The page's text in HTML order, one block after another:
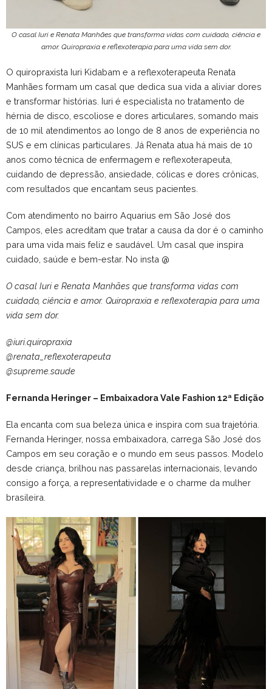
O casal Iuri e Renata Manhães que transforma vidas com cuidado, ciência e
amor. Quiropraxia e reflexoterapia para uma vida sem dor.
O quiropraxista Iuri Kidabam e a reflexoterapeuta Renata
Manhães formam um casal que dedica sua vida a aliviar dores
e transformar histórias. Iuri é especialista no tratamento de
hérnia de disco, escoliose e dores articulares, somando mais
de 10 mil atendimentos ao longo de 8 anos de experiência no
SUS e em clínicas particulares. Já Renata atua há mais de 10
anos como técnica de enfermagem e reflexoterapeuta,
cuidando de depressão, ansiedade, cólicas e dores crônicas,
com resultados que encantam seus pacientes.
Com atendimento no bairro Aquarius em São José dos
Campos, eles acreditam que tratar a causa da dor é o caminho
para uma vida mais feliz e saudável. Um casal que inspira
cuidado, saúde e bem-estar. No insta @
O casal Iuri e Renata Manhães que transforma vidas com
cuidado, ciência e amor. Quiropraxia e reflexoterapia para uma
vida sem dor.
@iuri.quiropraxia
@renata_reflexoterapeuta
@supreme.saude
Fernanda Heringer – Embaixadora Vale Fashion 12ª Edição
Ela encanta com sua beleza única e inspira com sua trajetória.
Fernanda Heringer, nossa embaixadora, carrega São José dos
Campos em seu coração e o mundo em seus passos. Modelo
desde criança, brilhou nas passarelas internacionais, levando
consigo a força, a representatividade e o charme da mulher
brasileira.